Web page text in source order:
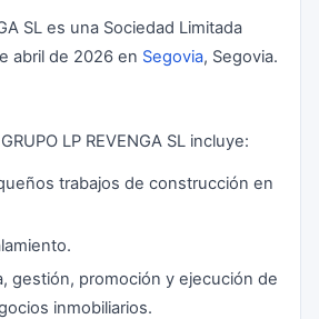
SL es una Sociedad Limitada
abril de 2026 en Segovia, Segovia.
LP REVENGA SL incluye:
trabajos de construcción en
gestión, promoción y ejecución de
inmobiliarios.